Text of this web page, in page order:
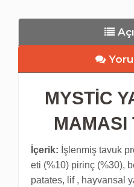
MYSTIC
MAMASI
İçerik: İşlenmiş tavuk
eti (%10) pirinç (%30),
patates, lif , hayvansal